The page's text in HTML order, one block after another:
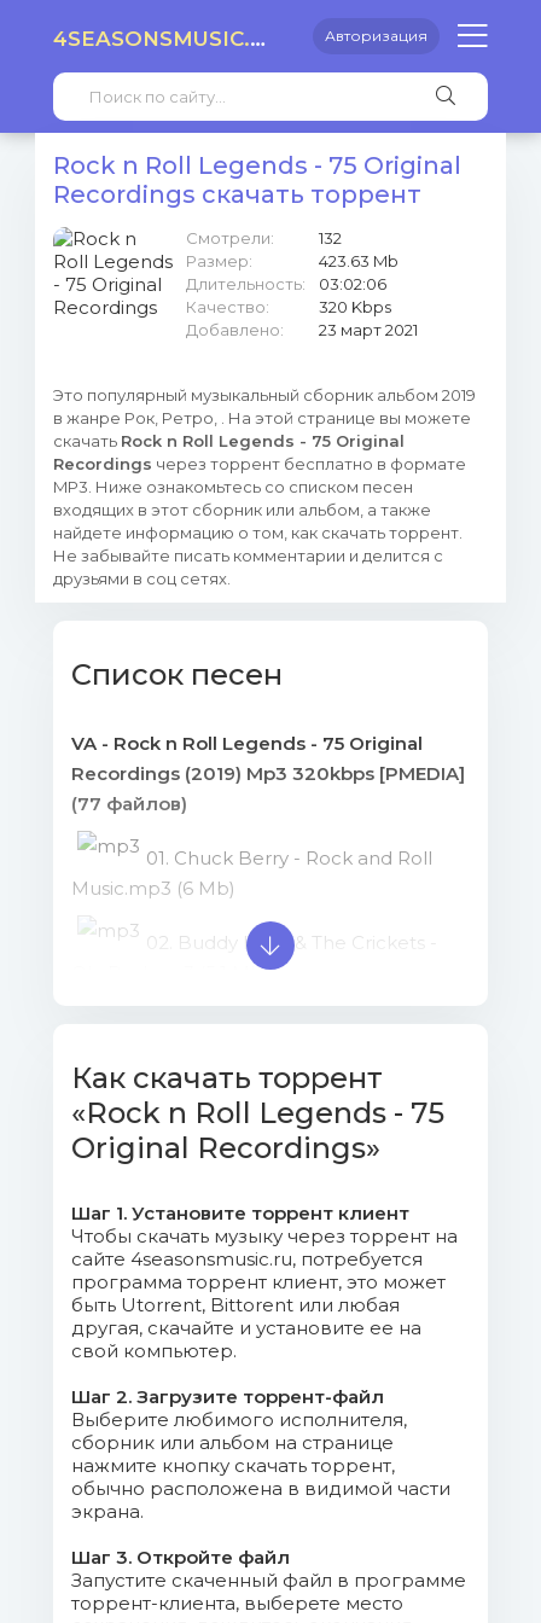
4SEASONSMUSIC.RU Авторизация
Rock n Roll Legends - 75 Original
Recordings скачать торрент
Смотрели:
132
Размер:
423.63 Mb
Длительность:
03:02:06
Качество:
320 Kbps
Добавлено:
23 март 2021
Это популярный музыкальный сборник альбом 2019
в жанре Рок, Ретро, . На этой странице вы можете
скачать Rock n Roll Legends - 75 Original
Recordings через торрент бесплатно в формате
MP3. Ниже ознакомьтесь со списком песен
входящих в этот сборник или альбом, а также
найдете информацию о том, как скачать торрент.
Не забывайте писать комментарии и делится с
друзьями в соц сетях.
Список песен
VA - Rock n Roll Legends - 75 Original
Recordings (2019) Mp3 320kbps [PMEDIA]
(77 файлов)
01. Chuck Berry - Rock and Roll
Music.mp3 (6 Mb)
02. Buddy Holly & The Crickets -
Oh, Boy!.mp3 (5.1 Mb)
04. Little Richard - The Girl Can't
Help It.mp3 (5.92 Mb)
(5.54 Mb)
06. Bill Haley - Shake, Rattle and
Roll.mp3 (5.93 Mb)
07. Jimmie Rodgers - Kisses
Sweeter Than Wine.mp3 (5.67 Mb)
08. The Diamonds - Little
Darlin'.mp3 (5.2 Mb)
(5.14 Mb)
Как скачать торрент
«Rock n Roll Legends - 75
Original Recordings»
Шаг 1. Установите торрент клиент
Чтобы скачать музыку через торрент на
сайте 4seasonsmusic.ru, потребуется
программа торрент клиент, это может
быть Utorrent, Bittorent или любая
другая, скачайте и установите ее на
свой компьютер.
Шаг 2. Загрузите торрент-файл
Выберите любимого исполнителя,
сборник или альбом на странице
нажмите кнопку скачать торрент,
обычно расположена в видимой части
экрана.
Шаг 3. Откройте файл
Запустите скаченный файл в программе
торрент-клиента, выберете место